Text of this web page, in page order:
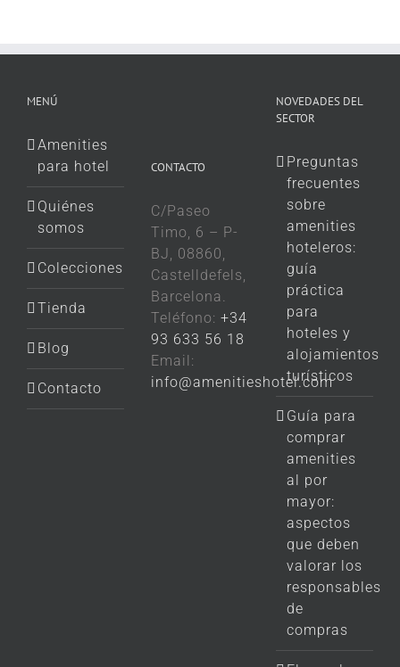
MENÚ
Amenities
para hotel
Quiénes
somos
Colecciones
Tienda
Blog
Contacto
CONTACTO
C/Paseo
Timo, 6 – P-
BJ, 08860,
Castelldefels,
Barcelona.
Teléfono:+34
93 633 56 18
Email:
info@amenitieshotel.com
NOVEDADES DEL
SECTOR
Preguntas
frecuentes
sobre
amenities
hoteleros:
guía
práctica
para
hoteles y
alojamientos
turísticos
Guía para
comprar
amenities
al por
mayor:
aspectos
que deben
valorar los
responsables
de
compras